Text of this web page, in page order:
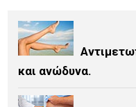
και ανώδυνα.